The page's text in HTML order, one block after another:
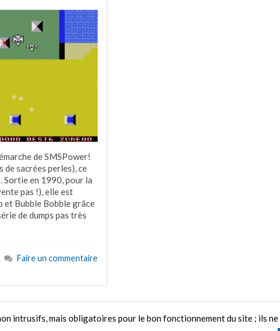
de SMSPower!
sacrées perles), ce
Sortie en 1990, pour la
pas !), elle est
et Bubble Bobble grâce
de dumps pas très
Faire un commentaire
intrusifs, mais obligatoires pour le bon fonctionnement du site ; ils